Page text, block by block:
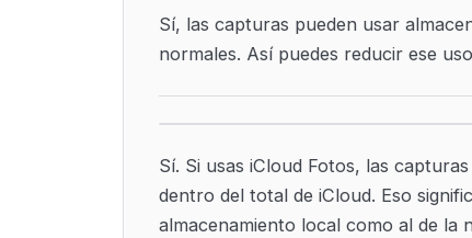
Sí, las capturas pueden usar
normales. Así puedes reducir ese
Sí. Si usas iCloud Fotos, las
dentro del total de iCloud. Eso
almacenamiento local como al de la